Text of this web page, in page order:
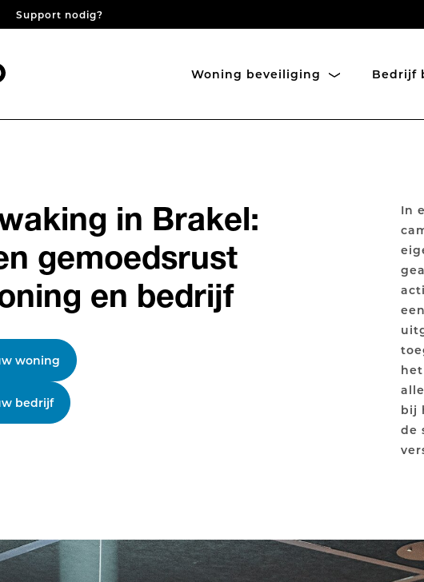
Support nodig?
Woning beveiliging Bedrijf
in Brakel:
gemoedsrust
en bedrijf
woning
bedrijf
In
bij
de